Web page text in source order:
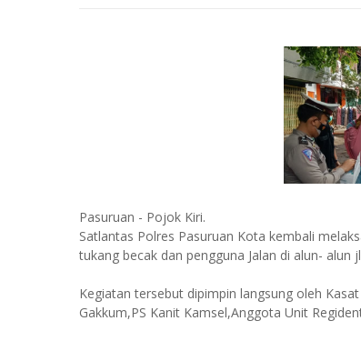
Pasuruan - Pojok Kiri.
Satlantas Polres Pasuruan Kota kembali
tukang becak dan pengguna Jalan di alun-
Kegiatan tersebut dipimpin langsung oleh
Gakkum,PS Kanit Kamsel,Anggota Unit